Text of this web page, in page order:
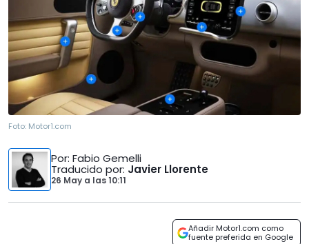
Foto: Motor1.com
Por: Fabio Gemelli
Traducido por: Javier Llorente
26 May a las10:11
Añadir Motor1.com como
fuente preferida en Google